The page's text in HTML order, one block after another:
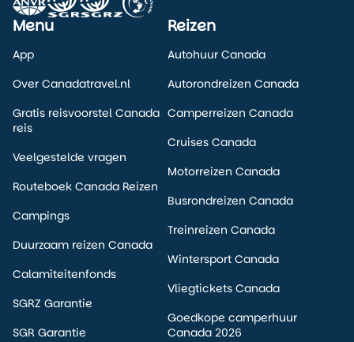
Menu
App
Over Canadatravel.nl
Gratis reisvoorstel Canada
reis
Veelgestelde vragen
Routeboek Canada Reizen
Campings
Duurzaam reizen Canada
Calamiteitenfonds
SGRZ Garantie
SGR Garantie
Reizen
Autohuur Canada
Autorondreizen Canada
Camperreizen Canada
Cruises Canada
Motorreizen Canada
Busrondreizen Canada
Treinreizen Canada
Wintersport Canada
Vliegtickets Canada
Goedkope camperhuur
Canada 2026